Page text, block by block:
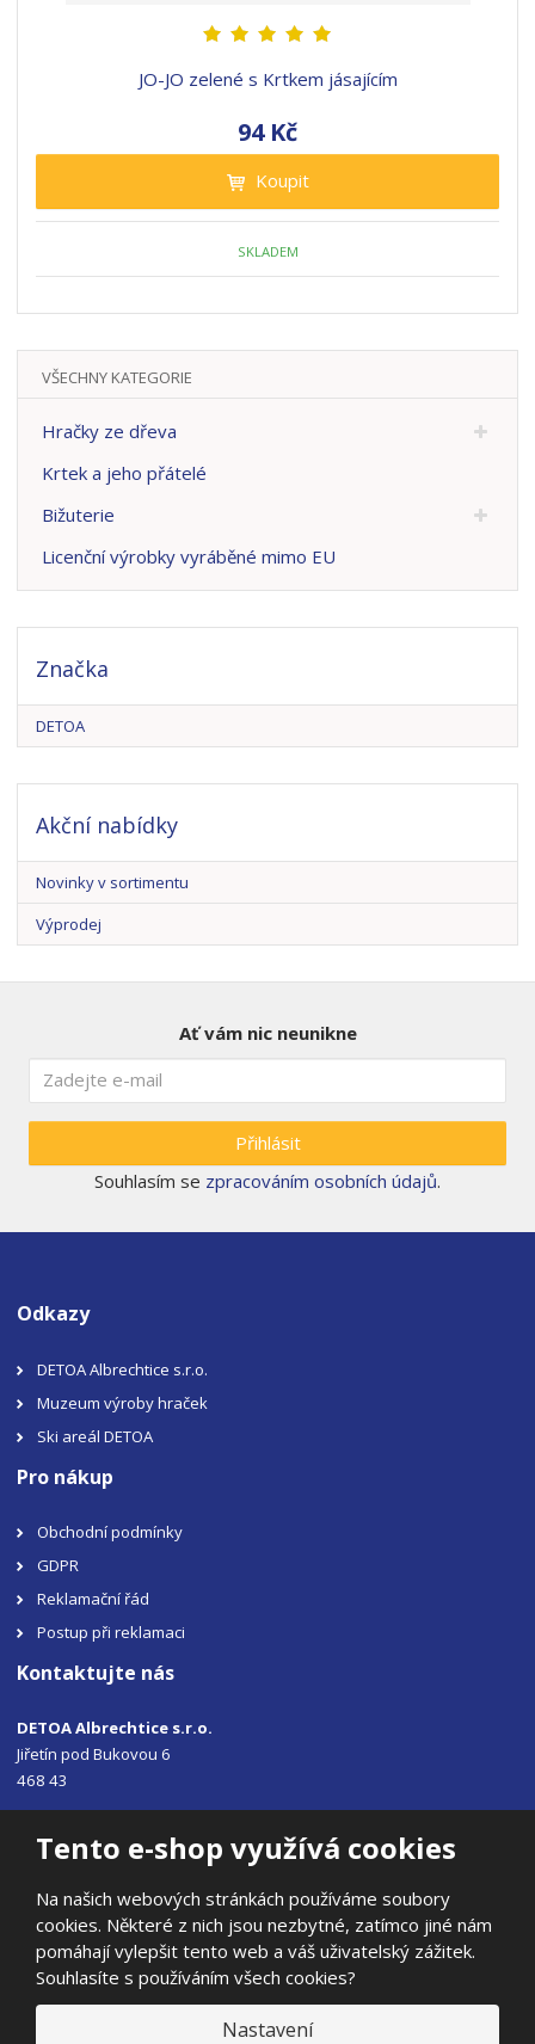
Tento e-shop využívá cookies
Na našich webových stránkách používáme soubory
cookies. Některé z nich jsou nezbytné, zatímco jiné nám
pomáhají vylepšit tento web a váš uživatelský zážitek.
Souhlasíte s používáním všech cookies?
Nastavení
JO-JO zelené s Krtkem jásajícím
94 Kč
Koupit
SKLADEM
VŠECHNY KATEGORIE
Hračky ze dřeva
Krtek a jeho přátelé
Bižuterie
Licenční výrobky vyráběné mimo EU
Značka
DETOA
Akční nabídky
Novinky v sortimentu
Výprodej
Ať vám nic neunikne
Přihlásit
Souhlasím se zpracováním osobních údajů.
Odkazy
DETOA Albrechtice s.r.o.
Muzeum výroby hraček
Ski areál DETOA
Pro nákup
Obchodní podmínky
GDPR
Reklamační řád
Postup při reklamaci
Kontaktujte nás
DETOA Albrechtice s.r.o.
Jiřetín pod Bukovou 6
468 43
Email:sales@detoa.cz
Ochrana osobních údajů